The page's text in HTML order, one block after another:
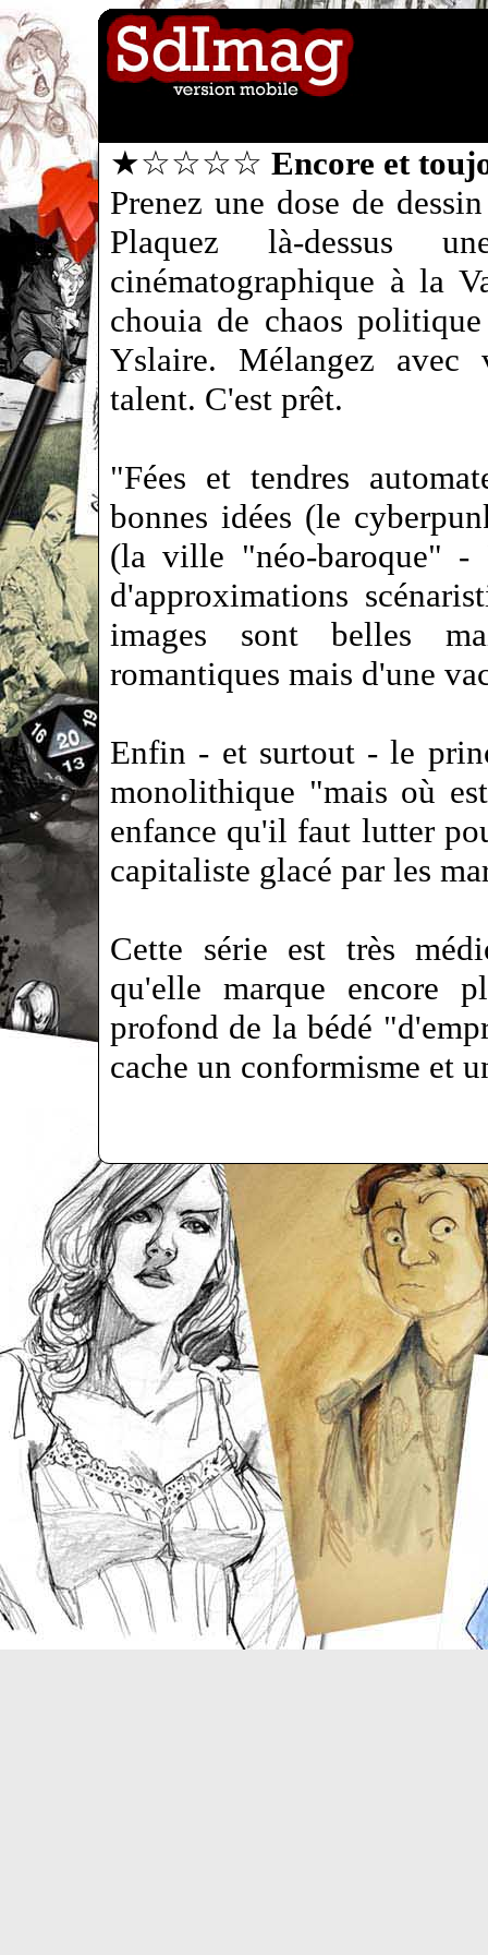
★☆☆☆☆ Encore et
Prenez une dose de
Plaquez là-dessus
cinématographique à la
chouia de chaos
Yslaire. Mélangez avec
talent. C'est prêt.
"Fées et tendres
bonnes idées (le
(la ville "néo-baroque" -
d'approximations
images sont belles
romantiques mais d'une
Enfin - et surtout - le
monolithique "mais où
enfance qu'il faut lutter
capitaliste glacé par les
Cette série est très
qu'elle marque encore
profond de la bédé
cache un conformisme et